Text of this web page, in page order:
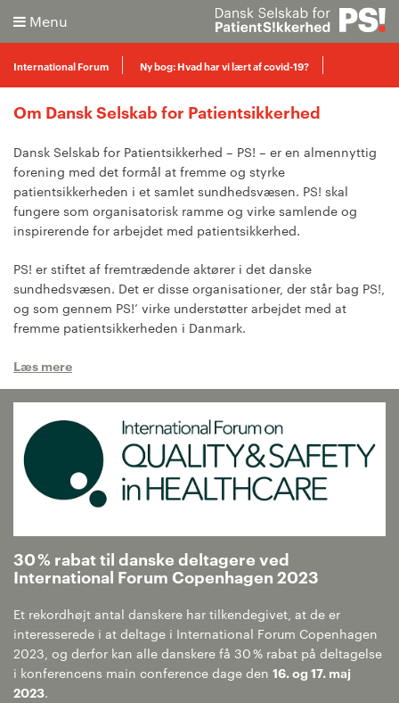
Menu
Søg
Avanceret søgning
International Forum Ny bog: Hvad har vi lært af covid-19?
Nyhedsbreve Uddannelse Arrangementer
Kontakt
Om Dansk Selskab for Patientsikkerhed
Dansk Selskab for Patientsikkerhed – PS! – er en almennyttig
forening med det formål at fremme og styrke
patientsikkerheden i et samlet sundhedsvæsen. PS! skal
fungere som organisatorisk ramme og virke samlende og
inspirerende for arbejdet med patientsikkerhed.
PS! er stiftet af fremtrædende aktører i det danske
sundhedsvæsen. Det er disse organisationer, der står bag PS!,
og som gennem PS!’ virke understøtter arbejdet med at
fremme patientsikkerheden i Danmark.
Læs mere
30 % rabat til danske deltagere ved
International Forum Copenhagen 2023
Et rekordhøjt antal danskere har tilkendegivet, at de er
interesserede i at deltage i International Forum Copenhagen
2023, og derfor kan alle danskere få 30 % rabat på deltagelse
i konferencens main conference dage den 16. og 17. maj
2023.